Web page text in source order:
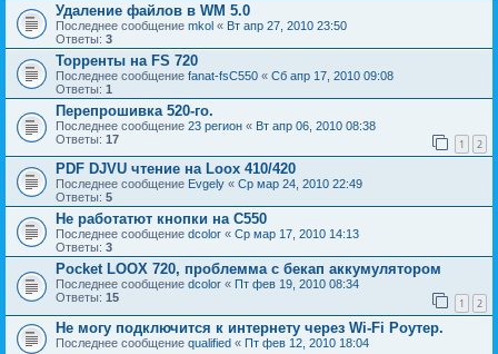
Удаление файлов в WM 5.0
Последнее сообщение mkol « Вт апр 27, 2010 23:50
Ответы: 3
Торренты на FS 720
Последнее сообщение fanat-fsC550 « Сб апр 17, 2010 09:08
Ответы: 1
Перепрошивка 520-го.
Последнее сообщение 23 регион « Вт апр 06, 2010 08:38
Ответы: 17 1 2
PDF DJVU чтение на Loox 410/420
Последнее сообщение Evgely « Ср мар 24, 2010 22:49
Ответы: 5
Не работатют кнопки на C550
Последнее сообщение dcolor « Ср мар 17, 2010 14:13
Ответы: 3
Pocket LOOX 720, проблемма с бекап аккумулятором
Последнее сообщение dcolor « Пт фев 19, 2010 08:34
Ответы: 15 1 2
Не могу подключится к интернету через Wi-Fi Роутер.
Последнее сообщение qualified « Пт фев 12, 2010 18:04